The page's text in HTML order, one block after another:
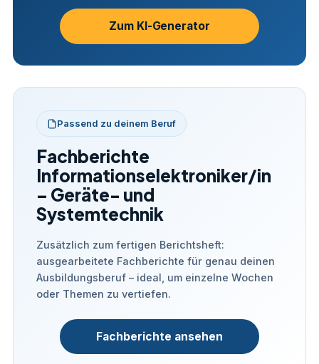
Zum KI-Generator
Passend zu deinem Beruf
Fachberichte
Informationselektroniker/in
– Geräte- und
Systemtechnik
Zusätzlich zum fertigen Berichtsheft:
ausgearbeitete Fachberichte für genau deinen
Ausbildungsberuf – ideal, um einzelne Wochen
oder Themen zu vertiefen.
Fachberichte ansehen